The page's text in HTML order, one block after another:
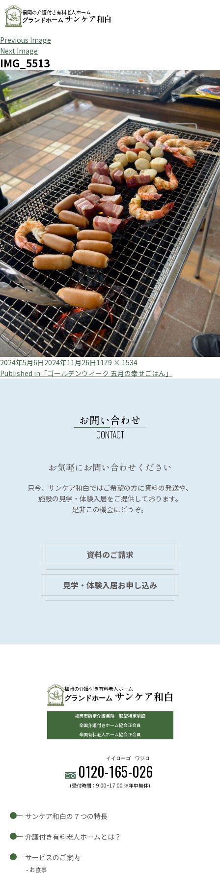
福岡の介護付き有料老人ホーム
グランドホーム サンケア和白
Previous Image
Next Image
IMG_5513
Posted
on
2024年5月6日2024年11月26日Full
size
1179 × 1534
投
Published in 「ゴールデンウィーク 五月の幸せごはん」
お問い合わせ
お気軽にお問い合わせください
只今、サンケア和白ではご希望の方に資料の発送や、
施設の見学・体験入居をご提供しております。
是非この機会にどうぞ。
資料のご請求
見学・体験入居お申し込み
福岡の介護付き有料老人ホーム
グランドホーム サンケア和白
福岡市指定介護保険一般型特定施設
全国介護付きホーム協会正会員
全国有料老人ホーム協会正会員
0120-165
イイローゴ
-026
ワジロ
(受付時間：9:00~17:00 ※年中無休)
サンケア和白の７つの特長
介護付き有料老人ホームとは？
サービスのご案内
お食事